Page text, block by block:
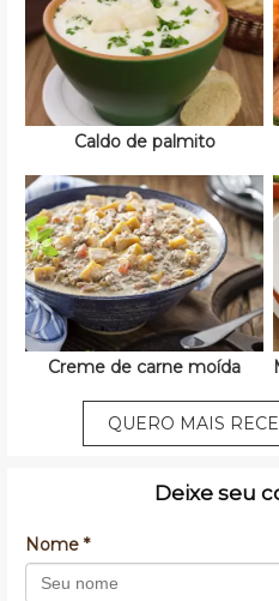
Caldo de palmito
Creme de carne moída
QUERO MAIS
Deixe seu
Nome *